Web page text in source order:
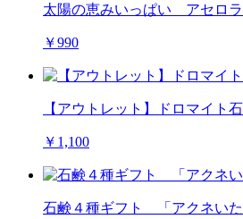
太陽の恵みいっぱい アセロ
￥990
【アウトレット】ドロマイト
￥1,100
石鹸４種ギフト 「アクネいた